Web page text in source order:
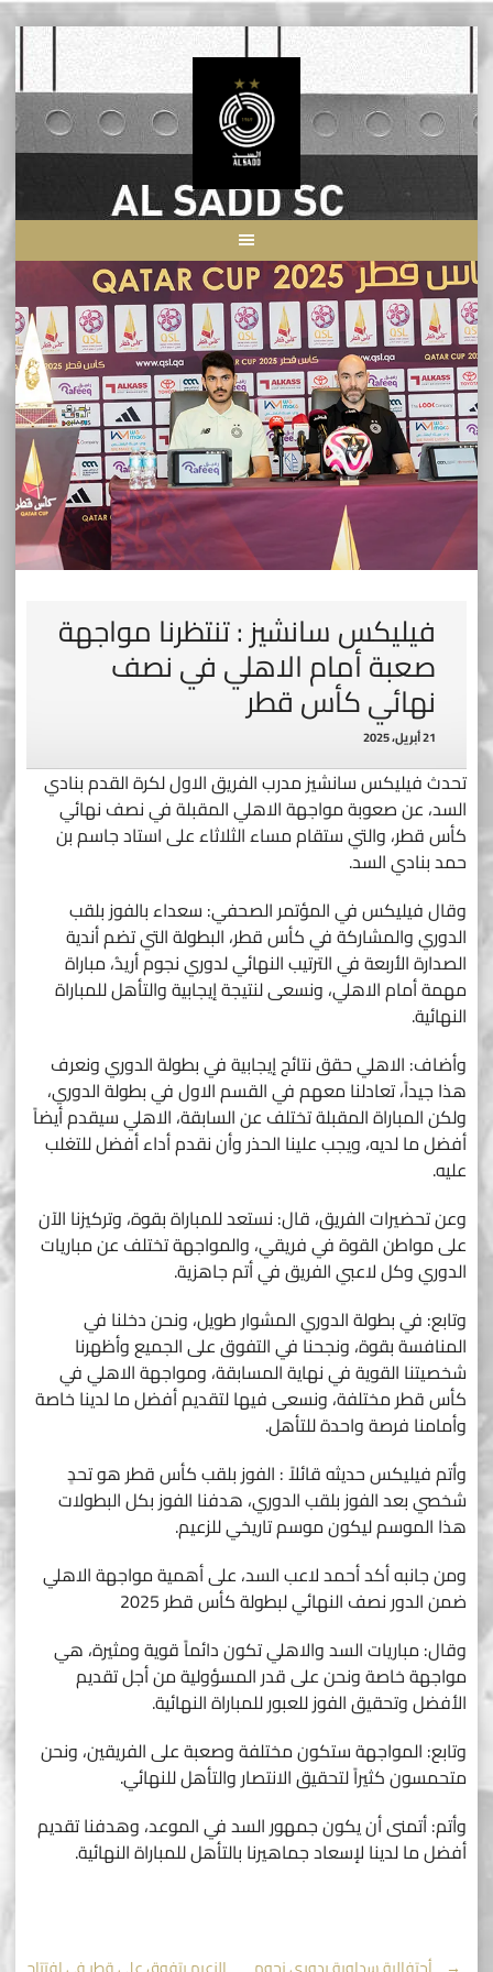
to
content
فيليكس سانشيز : تنتظرنا مواجهة
صعبة أمام الاهلي في نصف
نهائي كأس قطر
21 أبريل، 2025
تحدث فيليكس سانشيز مدرب الفريق الاول لكرة القدم بنادي
السد، عن صعوبة مواجهة الاهلي المقبلة في نصف نهائي
كأس قطر، والتي ستقام مساء الثلاثاء على استاد جاسم بن
حمد بنادي السد.
وقال فيليكس في المؤتمر الصحفي: سعداء بالفوز بلقب
الدوري والمشاركة في كأس قطر، البطولة التي تضم أندية
الصدارة الأربعة في الترتيب النهائي لدوري نجوم أريدُ، مباراة
مهمة أمام الاهلي، ونسعى لنتيجة إيجابية والتأهل للمباراة
النهائية.
وأضاف: الاهلي حقق نتائج إيجابية في بطولة الدوري ونعرف
هذا جيداً، تعادلنا معهم في القسم الاول في بطولة الدوري،
ولكن المباراة المقبلة تختلف عن السابقة، الاهلي سيقدم أيضاً
أفضل ما لديه، ويجب علينا الحذر وأن نقدم أداء أفضل للتغلب
عليه.
وعن تحضيرات الفريق، قال: نستعد للمباراة بقوة، وتركيزنا الآن
على مواطن القوة في فريقي، والمواجهة تختلف عن مباريات
الدوري وكل لاعبي الفريق في أتم جاهزية.
وتابع: في بطولة الدوري المشوار طويل، ونحن دخلنا في
المنافسة بقوة، ونجحنا في التفوق على الجميع وأظهرنا
شخصيتنا القوية في نهاية المسابقة، ومواجهة الاهلي في
كأس قطر مختلفة، ونسعى فيها لتقديم أفضل ما لدينا خاصة
وأمامنا فرصة واحدة للتأهل.
وأتم فيليكس حديثه قائلاً : الفوز بلقب كأس قطر هو تحدٍ
شخصي بعد الفوز بلقب الدوري، هدفنا الفوز بكل البطولات
هذا الموسم ليكون موسم تاريخي للزعيم.
ومن جانبه أكد أحمد لاعب السد، على أهمية مواجهة الاهلي
ضمن الدور نصف النهائي لبطولة كأس قطر 2025
وقال: مباريات السد والاهلي تكون دائماً قوية ومثيرة، هي
مواجهة خاصة ونحن على قدر المسؤولية من أجل تقديم
الأفضل وتحقيق الفوز للعبور للمباراة النهائية.
وتابع: المواجهة ستكون مختلفة وصعبة على الفريقين، ونحن
متحمسون كثيراً لتحقيق الانتصار والتأهل للنهائي.
وأتم: أتمنى أن يكون جمهور السد في الموعد، وهدفنا تقديم
أفضل ما لدينا لإسعاد جماهيرنا بالتأهل للمباراة النهائية.